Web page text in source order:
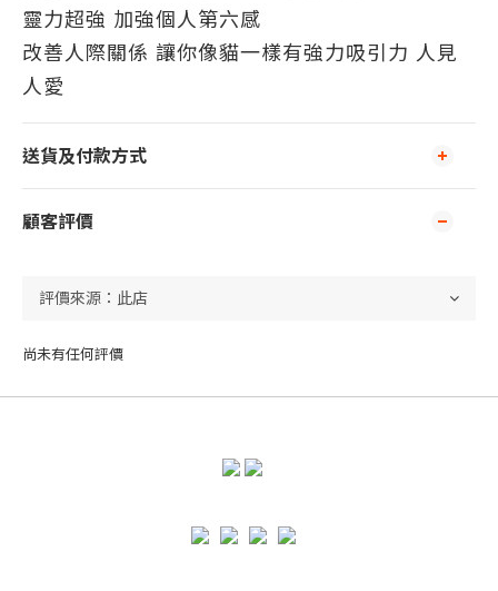
靈力超強 加強個人第六感
改善人際關係 讓你像貓一樣有強力吸引力 人見
人愛
送貨及付款方式
顧客評價
尚未有任何評價